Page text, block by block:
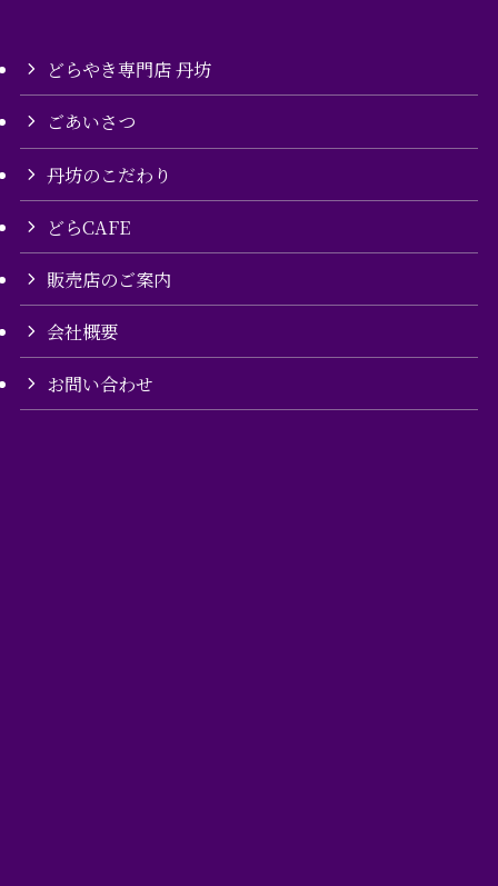
どらやき専門店 丹坊
ごあいさつ
丹坊のこだわり
どらCAFE
販売店のご案内
会社概要
お問い合わせ